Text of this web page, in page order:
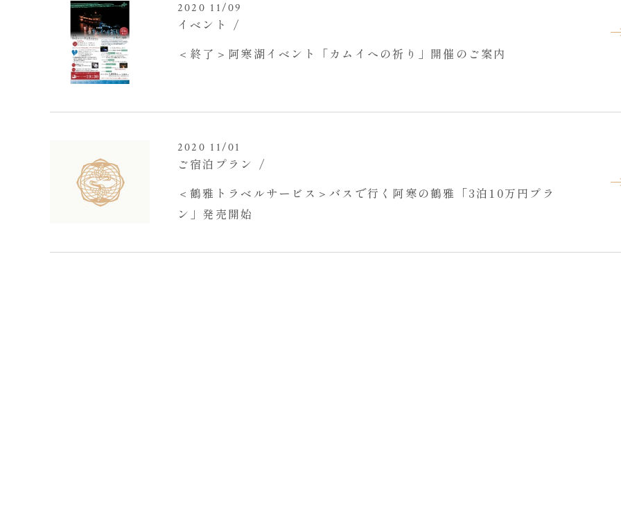
2020 11/09
イベント
＜終了＞阿寒湖イベント「カムイへの祈り」開催のご案内
2020 11/01
ご宿泊プラン
＜鶴雅トラベルサービス＞バスで行く阿寒の鶴雅「3泊10万円プラ
ン」発売開始